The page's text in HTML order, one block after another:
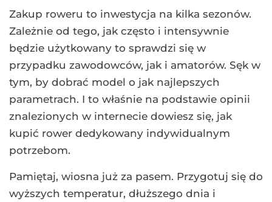
Zakup roweru to inwestycja na kilka sezonów.
Zależnie od tego, jak często i intensywnie
będzie użytkowany to sprawdzi się w
przypadku zawodowców, jak i amatorów. Sęk w
tym, by dobrać model o jak najlepszych
parametrach. I to właśnie na podstawie opinii
znalezionych w internecie dowiesz się, jak
kupić rower dedykowany indywidualnym
potrzebom.
Pamiętaj, wiosna już za pasem. Przygotuj się do
wyższych temperatur, dłuższego dnia i